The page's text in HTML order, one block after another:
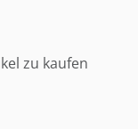
zu kaufen